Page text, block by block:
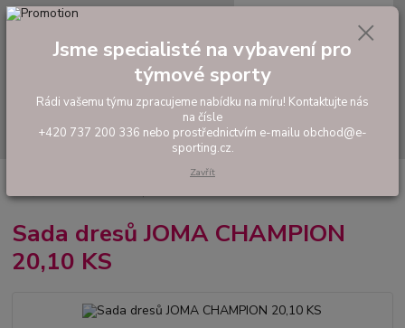
Hledat
tel: +420 737 200 336
0,00 Kč
Tréninkové oblečení
dresů JOMA CHAMPION 20,10 KS
Sada dresů JOMA CHAMPION
20,10 KS
Jsme specialisté na vybavení pro
týmové sporty
Rádi vašemu týmu zpracujeme nabídku na míru! Kontaktujte nás
na čísle
+420 737 200 336 nebo prostřednictvím e-mailu obchod@e-
sporting.cz.
Zavřít